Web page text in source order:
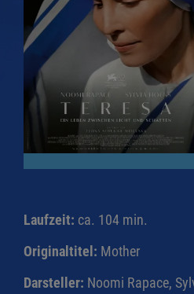
Laufzeit: ca. 104 min.
Originaltitel: Mother
Darsteller: Noomi Rapace,